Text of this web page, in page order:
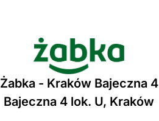
Żabka - Kraków Bajeczna 4
Bajeczna 4 lok. U, Kraków